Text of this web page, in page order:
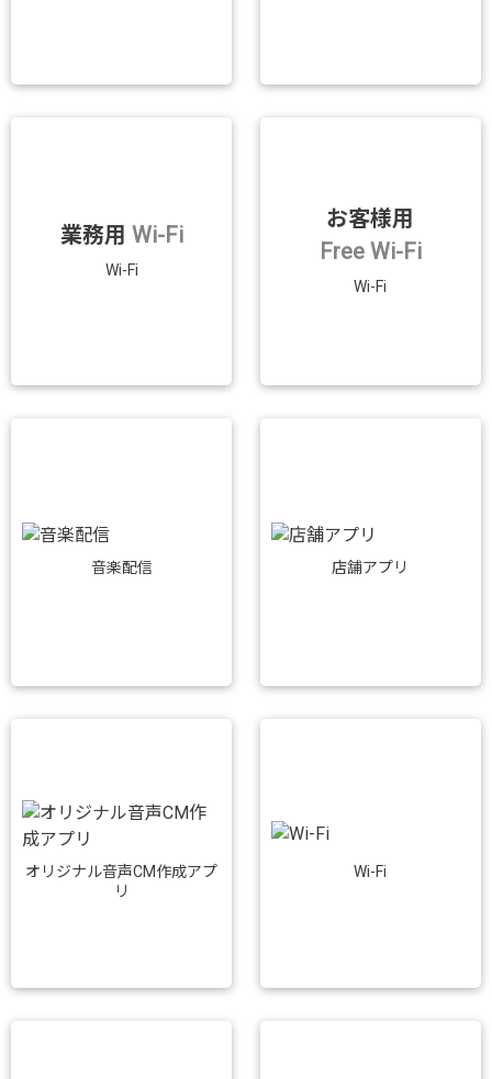
業務用 Wi-Fi
Wi-Fi
お客様用
Free Wi-Fi
Wi-Fi
音楽配信 店舗アプリ
オリジナル音声CM作成アプ
リ
Wi-Fi